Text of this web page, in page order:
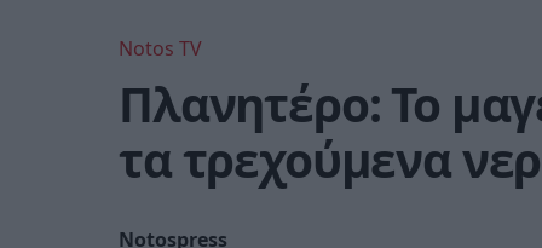
Notos TV
Πλανητέρο: Το
τα τρεχούμενα
Notospress